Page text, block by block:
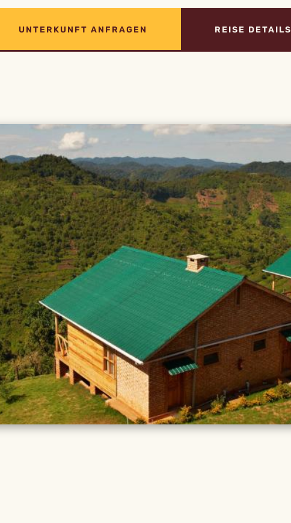
UNTERKUNFT ANFRAGEN REISE DETAILS